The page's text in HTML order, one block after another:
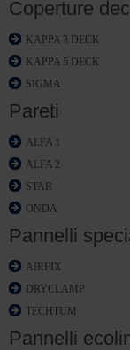
Coperture
KAPPA 3 DECK
KAPPA 5 DECK
SIGMA
Pareti
ALFA 1
ALFA 2
STAR
ONDA
Pannelli
AIRFIX
DRYCLAMP
TECHTUM
Pannelli